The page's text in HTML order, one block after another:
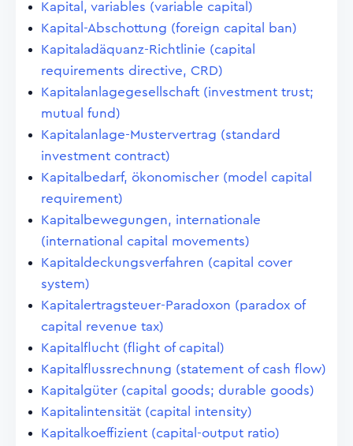
Kapital, variables (variable capital)
Kapital-Abschottung (foreign capital ban)
Kapitaladäquanz-Richtlinie (capital
requirements directive, CRD)
Kapitalanlagegesellschaft (investment trust;
mutual fund)
Kapitalanlage-Mustervertrag (standard
investment contract)
Kapitalbedarf, ökonomischer (model capital
requirement)
Kapitalbewegungen, internationale
(international capital movements)
Kapitaldeckungsverfahren (capital cover
system)
Kapitalertragsteuer-Paradoxon (paradox of
capital revenue tax)
Kapitalflucht (flight of capital)
Kapitalflussrechnung (statement of cash flow)
Kapitalgüter (capital goods; durable goods)
Kapitalintensität (capital intensity)
Kapitalkoeffizient (capital-output ratio)